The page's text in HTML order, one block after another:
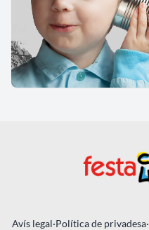
Avís legal·Política de privadesa·